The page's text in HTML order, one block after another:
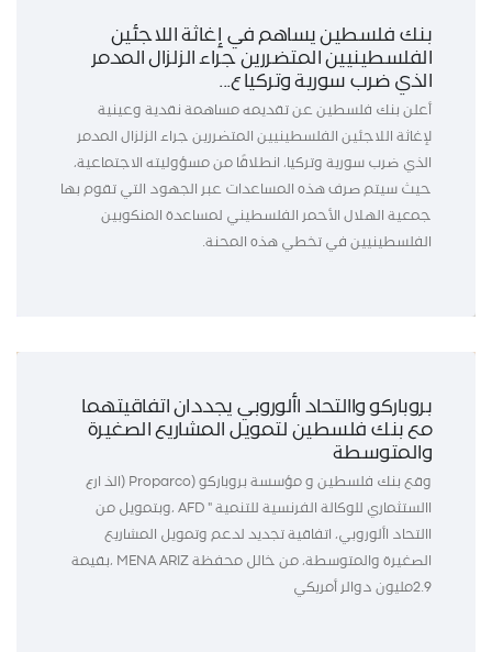
بنك فلسطين يساهم في إغاثة اللاجئين
الفلسطينيين المتضررين جراء الزلزال المدمر
الذي ضرب سورية وتركيا ع...
أعلن بنك فلسطين عن تقديمه مساهمة نقدية وعينية
لإغاثة اللاجئين الفلسطينيين المتضررين جراء الزلزال المدمر
الذي ضرب سورية وتركيا، انطلاقًا من مسؤوليته الاجتماعية،
حيث سيتم صرف هذه المساعدات عبر الجهود التي تقوم بها
جمعية الهلال الأحمر الفلسطيني لمساعدة المنكوبين
الفلسطينيين في تخطي هذه المحنة.
بروباركو واالتحاد األوروبي يجددان اتفاقيتهما
مع بنك فلسطين لتمويل المشاريع الصغيرة
والمتوسطة
وقع بنك فلسطين و مؤسسة بروباركو (Proparco (الذ ارع
االستثماري للوكالة الفرنسية للتنمية " AFD ،وبتمويل من
االتحاد األوروبي، اتفاقية تجديد لدعم وتمويل المشاريع
الصغيرة والمتوسطة، من خالل محفظة MENA ARIZ ،بقيمة
2.9مليون دوالر أمريكي